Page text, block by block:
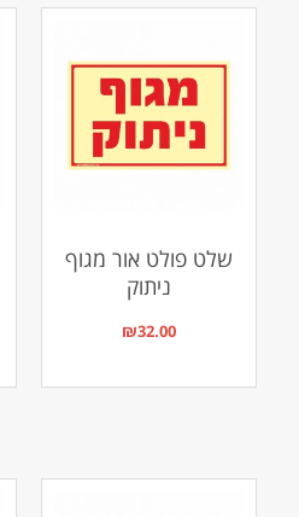
שלט פולט אור מגוף
ניתוק
₪32.00